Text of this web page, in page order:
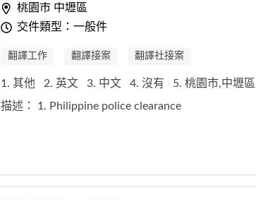
桃園市 中壢區
交件類型：一般件
翻譯工作 翻譯接案 翻譯社接案
1. 其他 2. 英文 3. 中文 4. 沒有
5. 桃園市,中壢區
描述： 1. Philippine police clearance